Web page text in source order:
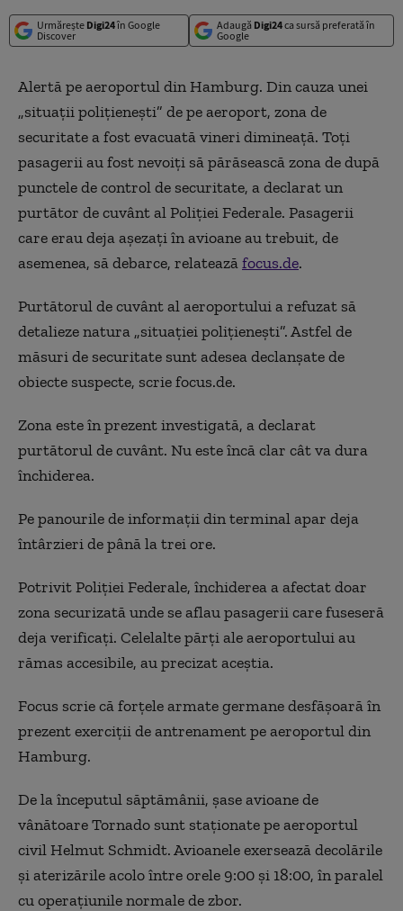
Urmărește Digi24în Google
Discover
Adaugă Digi24ca sursă preferată în
Google
Alertă pe aeroportul din Hamburg. Din cauza unei
„situații polițienești” de pe aeroport, zona de
securitate a fost evacuată vineri dimineață. Toți
pasagerii au fost nevoiți să părăsească zona de după
punctele de control de securitate, a declarat un
purtător de cuvânt al Poliției Federale. Pasagerii
care erau deja așezați în avioane au trebuit, de
asemenea, să debarce, relateazăfocus.de.
Purtătorul de cuvânt al aeroportului a refuzat să
detalieze natura „situației polițienești”. Astfel de
măsuri de securitate sunt adesea declanșate de
obiecte suspecte, scrie focus.de.
Zona este în prezent investigată, a declarat
purtătorul de cuvânt. Nu este încă clar cât va dura
închiderea.
Pe panourile de informații din terminal apar deja
întârzieri de până la trei ore.
Potrivit Poliției Federale, închiderea a afectat doar
zona securizată unde se aflau pasagerii care fuseseră
deja verificați. Celelalte părți ale aeroportului au
rămas accesibile, au precizat aceștia.
Focus scrie că forțele armate germanedesfășoară în
prezent exerciții de antrenament pe aeroportul din
Hamburg.
De la începutul săptămânii, șase avioane de
vânătoare Tornado sunt staționate pe aeroportul
civil Helmut Schmidt. Avioanele exersează decolările
și aterizările acolo între orele 9:00 și 18:00, în paralel
cu operațiunile normale de zbor.